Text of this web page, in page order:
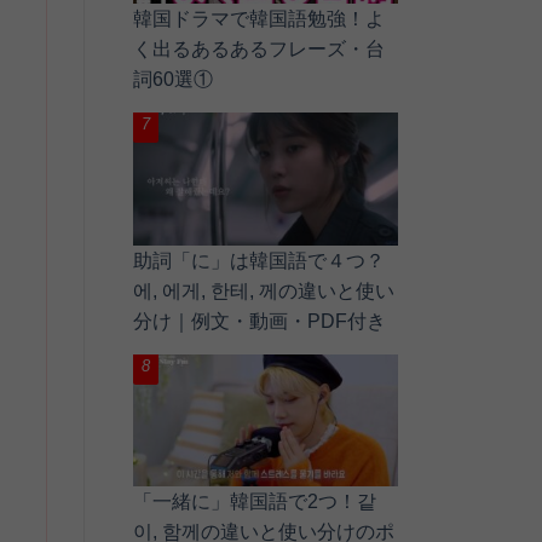
韓国ドラマで韓国語勉強！よ
く出るあるあるフレーズ・台
詞60選①
助詞「に」は韓国語で４つ？
에, 에게, 한테, 께の違いと使い
分け｜例文・動画・PDF付き
「一緒に」韓国語で2つ！같
이, 함께の違いと使い分けのポ